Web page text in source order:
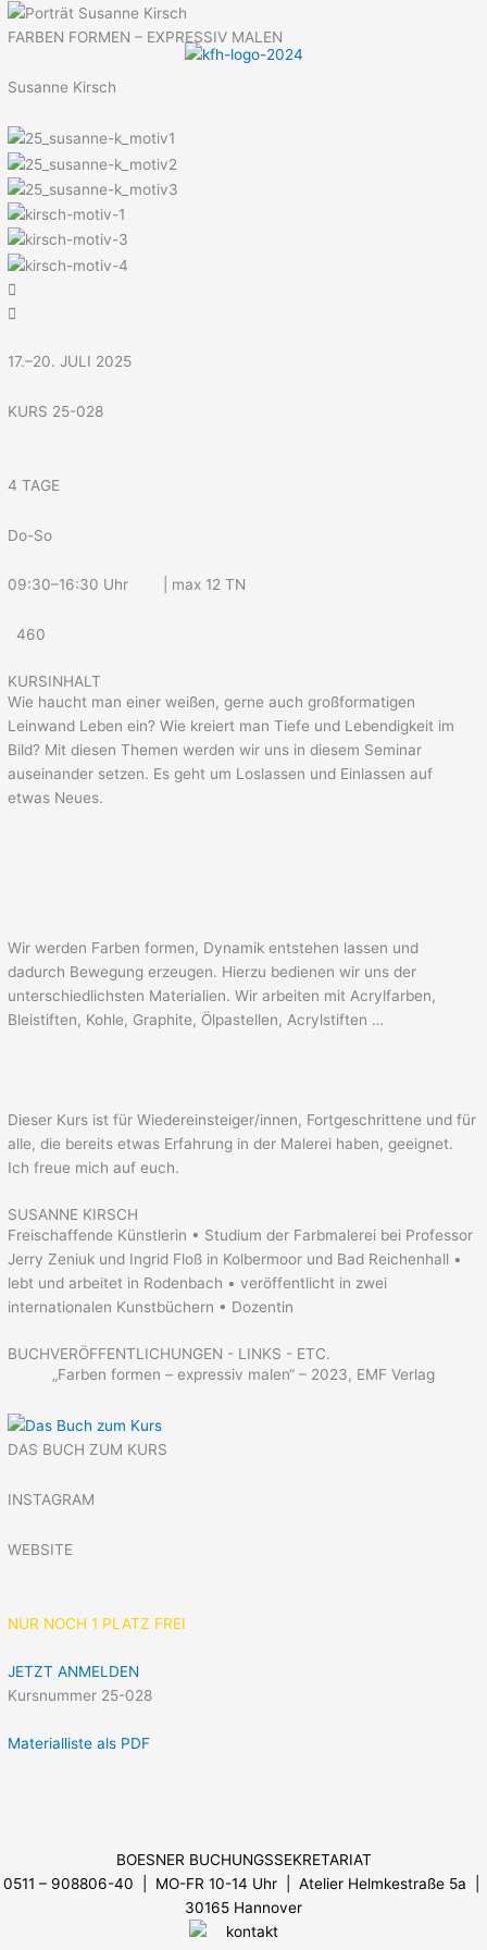
Zum
Inhalt
FARBEN FORMEN – EXPRESSIV MALEN
Susanne Kirsch
17.–20. JULI 2025
KURS 25-028
4 TAGE
Do-So
09:30–16:30 Uhr | max 12 TN
460
KURSINHALT
Wie haucht man einer weißen, gerne auch großformatigen
Leinwand Leben ein? Wie kreiert man Tiefe und Lebendigkeit im
Bild? Mit diesen Themen werden wir uns in diesem Seminar
auseinander setzen. Es geht um Loslassen und Einlassen auf
etwas Neues.
Wir werden Farben formen, Dynamik entstehen lassen und
dadurch Bewegung erzeugen. Hierzu bedienen wir uns der
unterschiedlichsten Materialien. Wir arbeiten mit Acrylfarben,
Bleistiften, Kohle, Graphite, Ölpastellen, Acrylstiften …
Dieser Kurs ist für Wiedereinsteiger/innen, Fortgeschrittene und für
alle, die bereits etwas Erfahrung in der Malerei haben, geeignet.
Ich freue mich auf euch.
SUSANNE KIRSCH
Freischaffende Künstlerin • Studium der Farbmalerei bei Professor
Jerry Zeniuk und Ingrid Floß in Kolbermoor und Bad Reichenhall •
lebt und arbeitet in Rodenbach • veröffentlicht in zwei
internationalen Kunstbüchern • Dozentin
BUCHVERÖFFENTLICHUNGEN - LINKS - ETC.
„Farben formen – expressiv malen“ – 2023, EMF Verlag
DAS BUCH ZUM KURS
INSTAGRAM
WEBSITE
NUR NOCH 1 PLATZ FREI
JETZT ANMELDEN
Kursnummer 25-028
Materialliste als PDF
BOESNER BUCHUNGSSEKRETARIAT
0511 – 908806-40 | MO-FR 10-14 Uhr
| Atelier Helmkestraße 5a |
30165 Hannover